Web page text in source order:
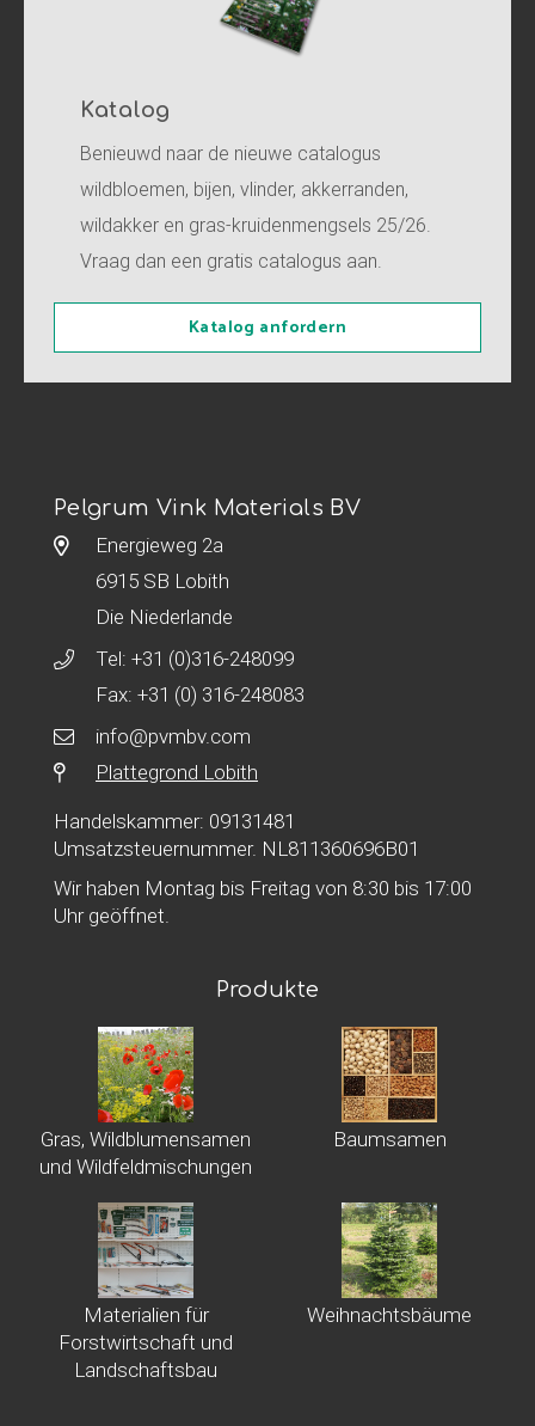
Katalog
Benieuwd naar de nieuwe catalogus
wildbloemen, bijen, vlinder, akkerranden,
wildakker en gras-kruidenmengsels 25/26.
Vraag dan een gratis catalogus aan.
Katalog anfordern
Pelgrum Vink Materials BV
Energieweg 2a
6915 SB Lobith
Die Niederlande
Tel: +31 (0)316-248099
Fax: +31 (0) 316-248083
info@pvmbv.com
Plattegrond Lobith
Handelskammer: 09131481
Umsatzsteuernummer. NL811360696B01
Wir haben Montag bis Freitag von 8:30 bis 17:00
Uhr geöffnet.
Produkte
Gras, Wildblumensamen
und Wildfeldmischungen
Baumsamen
Materialien für
Forstwirtschaft und
Landschaftsbau
Weihnachtsbäume